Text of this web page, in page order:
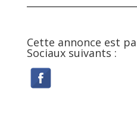
Cette annonce est
Sociaux suivants :